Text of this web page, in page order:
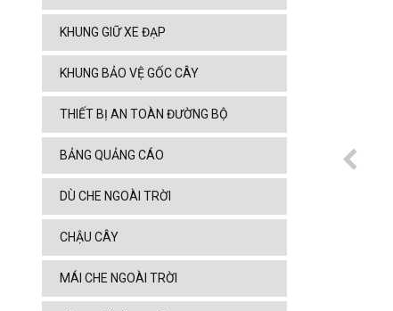
KHUNG GIỮ XE ĐẠP
KHUNG BẢO VỆ GỐC CÂY
THIẾT BỊ AN TOÀN ĐƯỜNG BỘ
BẢNG QUẢNG CÁO
DÙ CHE NGOÀI TRỜI
CHẬU CÂY
MÁI CHE NGOÀI TRỜI